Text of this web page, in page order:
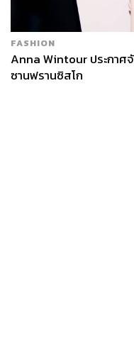
FASHION
Anna Wintour ประกาศ
ซานฟรานซิสโก